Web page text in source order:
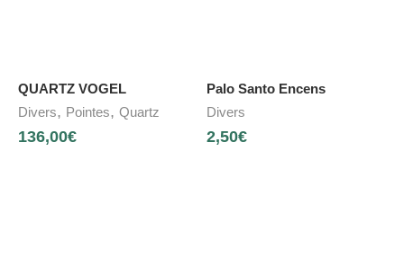
QUARTZ VOGEL
Divers, Pointes, Quartz
136,00€
Palo Santo Encens
Divers
2,50€